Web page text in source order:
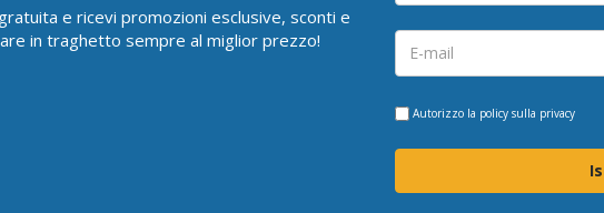
e ricevi promozioni esclusive, sconti e
in traghetto sempre al miglior prezzo!
Autorizzo la policy sulla privacy